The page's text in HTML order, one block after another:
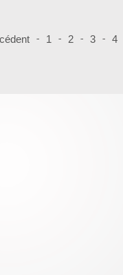
1 2 3 4